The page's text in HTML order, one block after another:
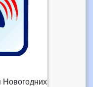
Новогодних